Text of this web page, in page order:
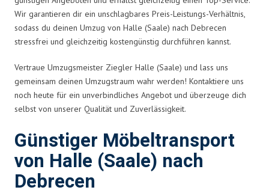
Wir garantieren dir ein unschlagbares Preis-Leistungs-Verhältnis,
sodass du deinen Umzug von Halle (Saale) nach Debrecen
stressfrei und gleichzeitig kostengünstig durchführen kannst.
Vertraue Umzugsmeister Ziegler Halle (Saale) und lass uns
gemeinsam deinen Umzugstraum wahr werden! Kontaktiere uns
noch heute für ein unverbindliches Angebot und überzeuge dich
selbst von unserer Qualität und Zuverlässigkeit.
Günstiger Möbeltransport
von Halle (Saale) nach
Debrecen